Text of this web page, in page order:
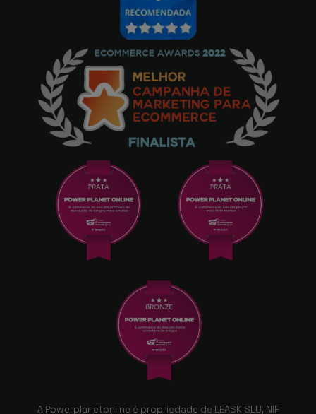
A Powerplanetonline é propriedade de LEASK SLU, NIF